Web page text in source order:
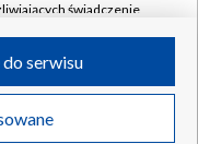
w likwidacji
świadczenie
przez Ciebie
IP, identyfikatory
serwisu